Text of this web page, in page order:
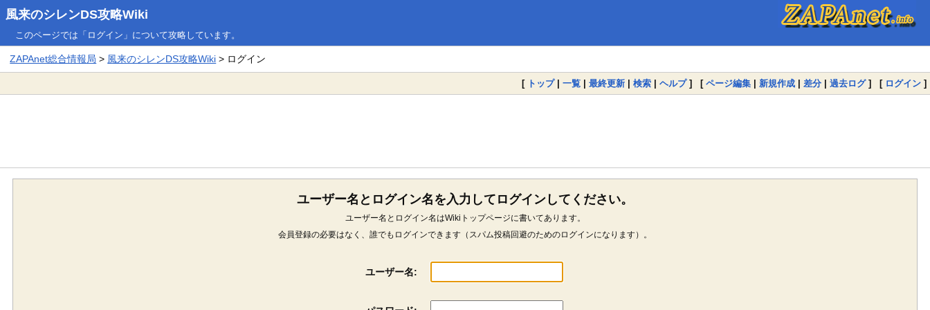
風来のシレンDS攻略Wiki
このページでは「ログイン」について攻略しています。
ZAPAnet総合情報局 > 風来のシレンDS攻略Wiki > ログイン
[ トップ| 一覧 | 最終更新 | 検索 | ヘルプ] [ ページ編集 | 新規作成 | 差分 | 過去ログ] [ ログイン ]
ユーザー名とログイン名を入力してログインしてください。
ユーザー名とログイン名はWikiトップページに書いてあります。
会員登録の必要はなく、誰でもログインできます（スパム投稿回避のためのログインになります）。
ユーザー名: